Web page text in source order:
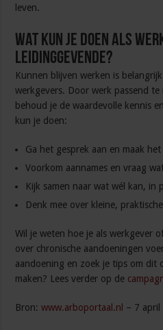
leven.
Wat kun je doen als
leidinggevende?
Kunnen blijven werken is
werkgevers. Door werk passend
behoud je de waardevolle kennis
kun je doen:
Ga het gesprek aan en maak
Voorkom aannames en vraag
Kijk samen naar wat wél kan, in
Denk mee over kleine,
Wil je weten hoe je als werkgever
over chronische aandoeningen
aandoening en zoek je tips om dit
maken? Lees verder op de
Bron:www.arboportaal.nl – 7 april